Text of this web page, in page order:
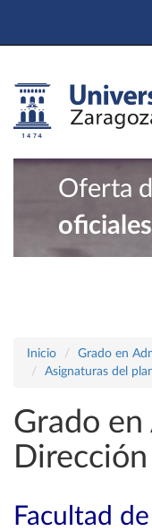
Oferta
oficiales
Inicio
Grado en
Asignaturas del
Grado
Facultad